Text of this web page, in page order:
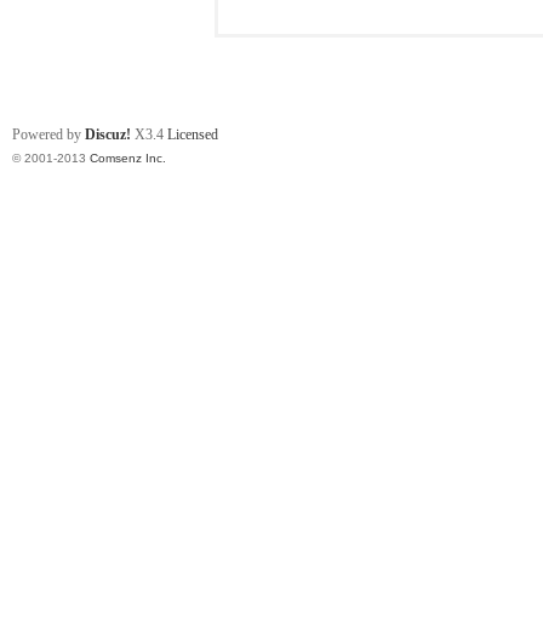
Powered by Discuz! X3.4 Licensed
© 2001-2013 Comsenz Inc.